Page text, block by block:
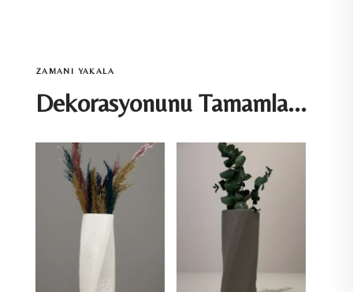
ZAMANI YAKALA
Dekorasyonunu Tamamla...